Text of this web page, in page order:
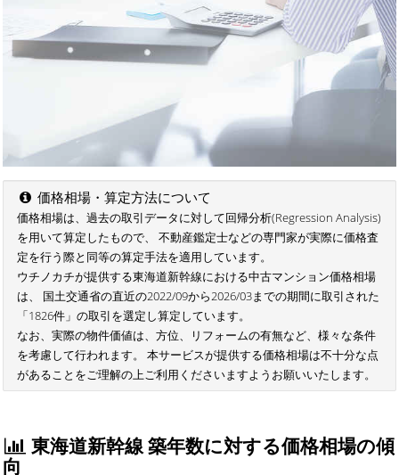
価格相場・算定方法について
価格相場は、過去の取引データに対して回帰分析(Regression Analysis)
を用いて算定したもので、 不動産鑑定士などの専門家が実際に価格査
定を行う際と同等の算定手法を適用しています。
ウチノカチが提供する東海道新幹線における中古マンション価格相場
は、 国土交通省の直近の2022/09から2026/03までの期間に取引された
「1826件」の取引を選定し算定しています。
なお、実際の物件価値は、方位、リフォームの有無など、様々な条件
を考慮して行われます。 本サービスが提供する価格相場は不十分な点
があることをご理解の上ご利用くださいますようお願いいたします。
東海道新幹線 築年数に対する価格相場の傾
向